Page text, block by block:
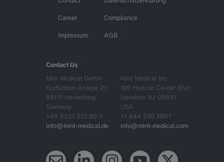
Career
Impressum
Compliance
AGB
Contact Us
Mint Medical GmbH
Kurfürsten-Anlage 21
69115 Heidelberg
Germany
+49 6221 321 80 0
info@mint-medical.de
Mint Medical Inc
100 Horizon Center Blvd
Hamilton NJ 08691
USA
+1 844 200 MINT
info@mint-medical.com
NewsletterLinkedIn Instagram YouTube X (Twitter)